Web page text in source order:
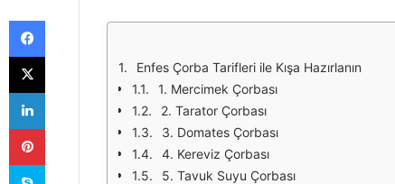
Enfes Çorba Tarifleri ile Kışa Hazırlanın
1. Mercimek Çorbası
2. Tarator Çorbası
3. Domates Çorbası
4. Kereviz Çorbası
5. Tavuk Suyu Çorbası
Facebook
X
LinkedIn
Pinterest
Skype